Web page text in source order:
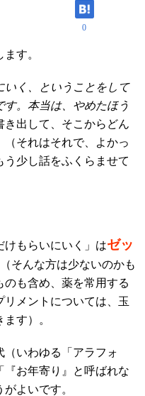
0
す。
いく、ということをして
。本当は、やめたほう
き出して、そこからどん
それはそれで、よかっ
少し話をふくらませて
もらいにいく」はゼッ
そんな方は少ないのかも
のも含め、薬を常用する
メントについては、玉
す）。
いわゆる「アラフォ
『お年寄り』と呼ばれな
よいです。